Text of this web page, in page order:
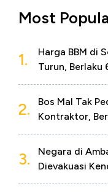
Most
1.
Harga BBM di
Turun,
2.
Bos Mal Tak
Kontraktor,
3.
Negara di
Dievakuasi